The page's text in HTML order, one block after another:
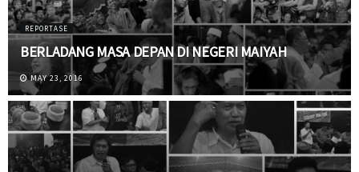
REPORTASE
BERLADANG MASA DEPAN DI NEGERI MAIYAH
MAY 23, 2016